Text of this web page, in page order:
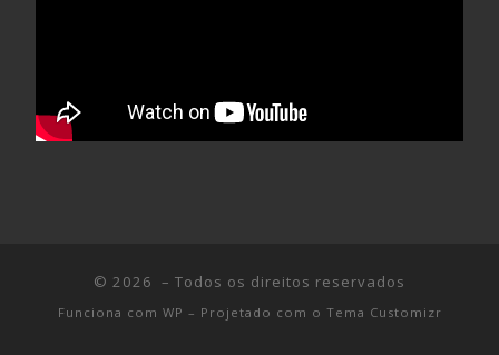
© 2026 – Todos os direitos reservados
Funciona com WP – Projetado com o Tema Customizr